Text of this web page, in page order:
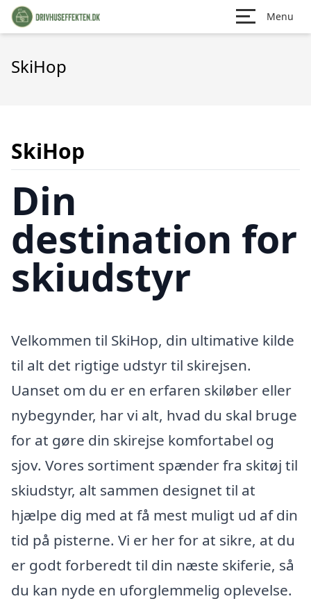
Menu
SkiHop
SkiHop
Din
destination for
skiudstyr
Velkommen til SkiHop, din ultimative kilde
til alt det rigtige udstyr til skirejsen.
Uanset om du er en erfaren skiløber eller
nybegynder, har vi alt, hvad du skal bruge
for at gøre din skirejse komfortabel og
sjov. Vores sortiment spænder fra skitøj til
skiudstyr, alt sammen designet til at
hjælpe dig med at få mest muligt ud af din
tid på pisterne. Vi er her for at sikre, at du
er godt forberedt til din næste skiferie, så
du kan nyde en uforglemmelig oplevelse.